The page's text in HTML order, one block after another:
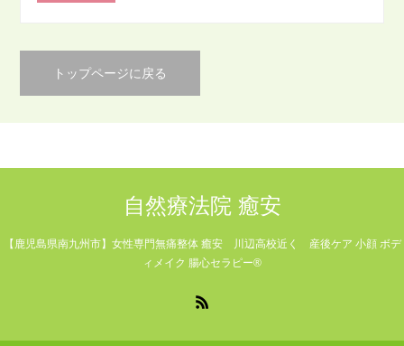
トップページに戻る
自然療法院 癒安
【鹿児島県南九州市】女性専門無痛整体 癒安 川辺高校近く 産後ケア 小顔 ボデ
ィメイク 腸心セラピー®